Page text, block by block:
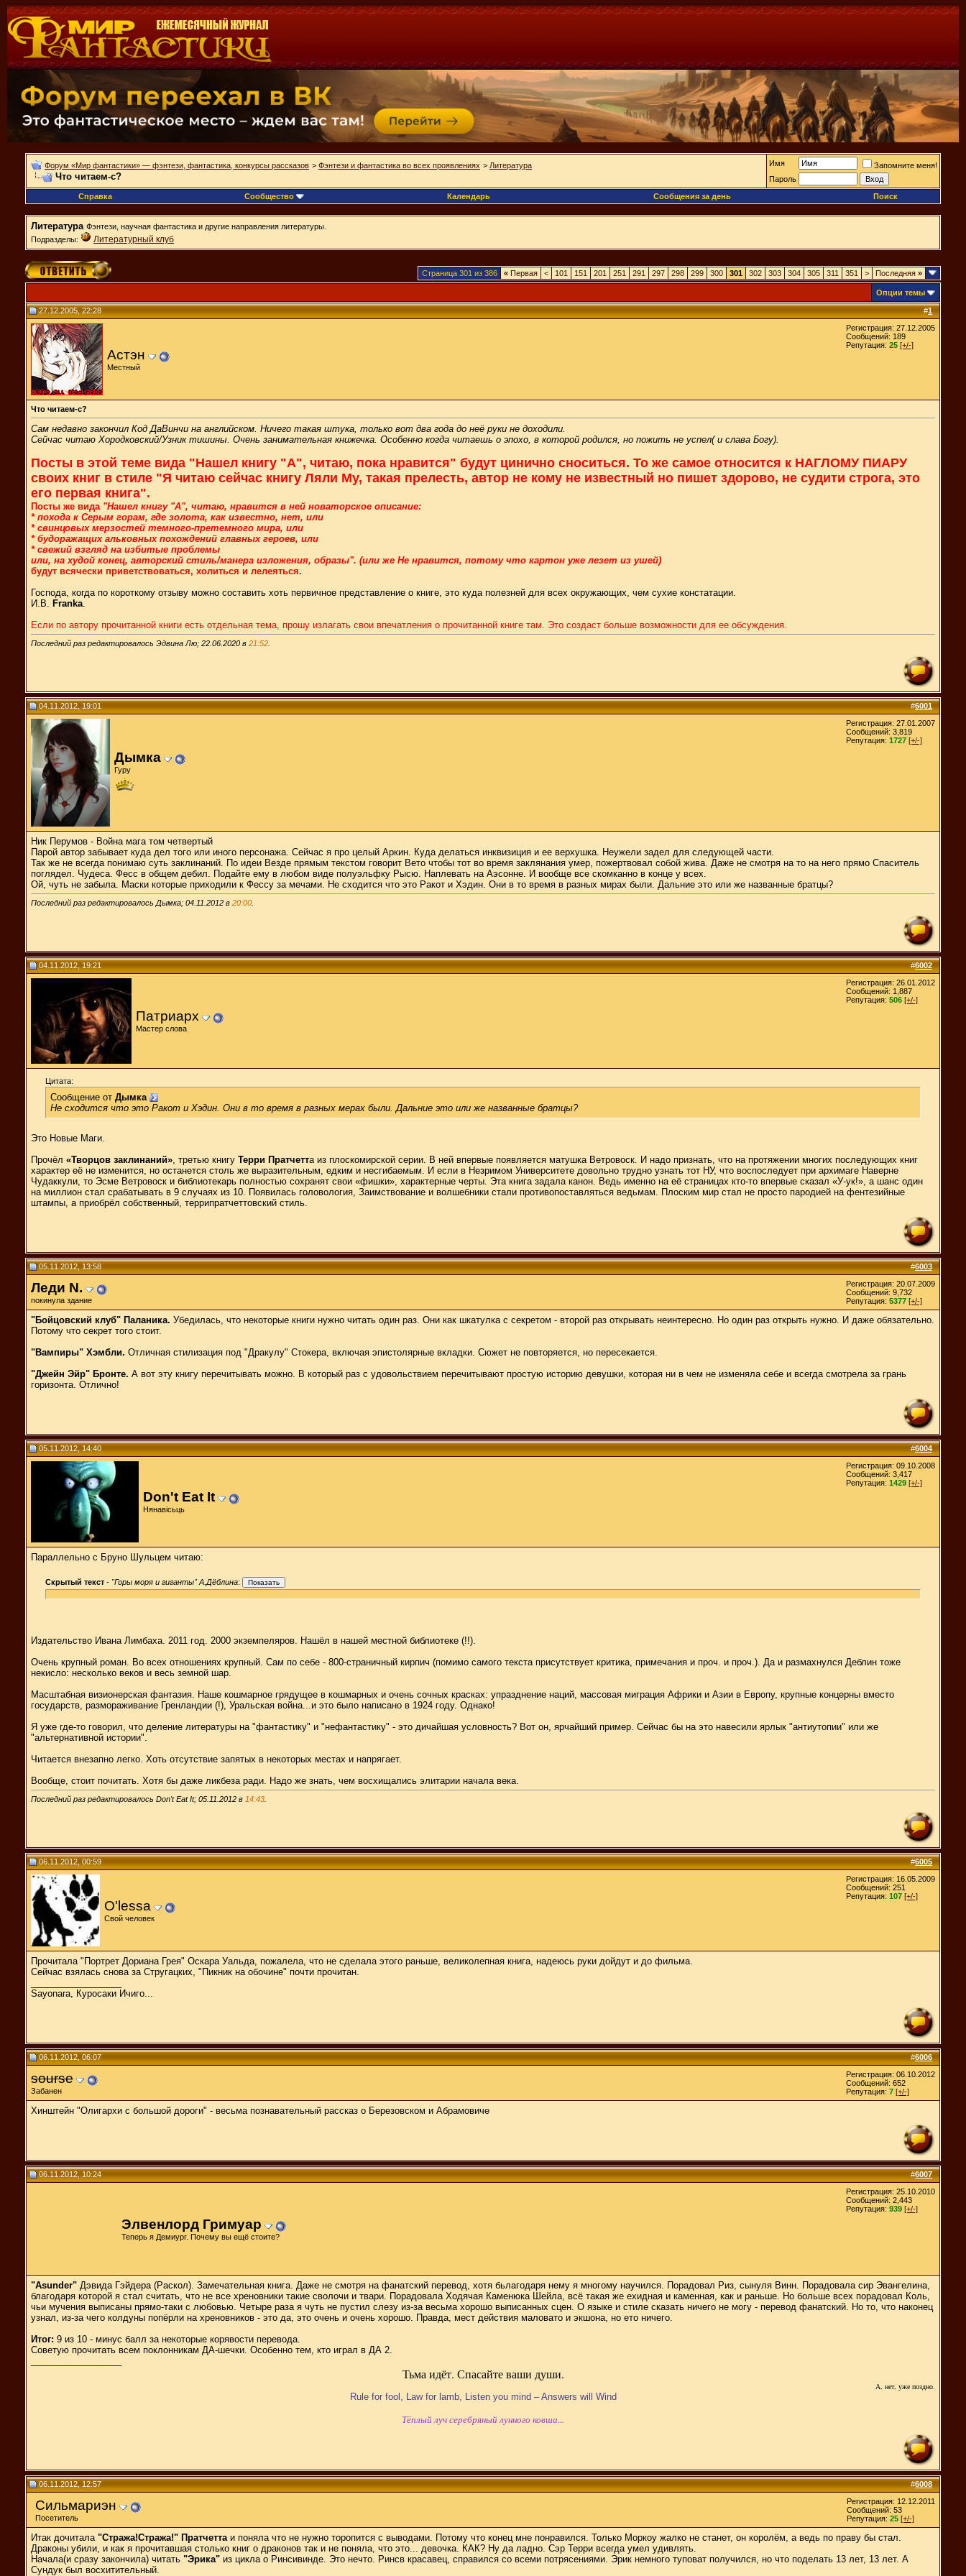
Форум «Мир фантастики» — фэнтези, фантастика, конкурсы рассказов > Фэнтези и фантастика во всех проявлениях > Литература
Что читаем-с?
Имя
Запомните меня!
Пароль
Справка
Сообщество Календарь Сообщения за день Поиск
Литература Фэнтези, научная фантастика и другие направления литературы.
Подразделы:
Литературный клуб
Страница 301 из 386 « Первая < 101 151 201 251 291 297 298 299 300 301 302 303 304 305 311 351 > Последняя »
Опции темы
#1
27.12.2005, 22:28
Астэн
Местный
Регистрация: 27.12.2005
Сообщений: 189
Репутация: 25 [+/-]
Что читаем-с?
Сам недавно закончил Код ДаВинчи на английском. Ничего такая штука, только вот два года до неё руки не доходили.
Сейчас читаю Хородковский/Узник тишины. Очень занимательная книжечка. Особенно когда читаешь о эпохо, в которой родился, но пожить не успел( и слава Богу).
Посты в этой теме вида "Нашел книгу "А", читаю, пока нравится" будут цинично сноситься. То же самое относится к НАГЛОМУ ПИАРУ
своих книг в стиле "Я читаю сейчас книгу Ляли Му, такая прелесть, автор не кому не известный но пишет здорово, не судити строга, это
его первая книга".
Посты же вида "Нашел книгу "А", читаю, нравится в ней новаторское описание:
* похода к Серым горам, где золота, как известно, нет, или
* свинцовых мерзостей темного-претемного мира, или
* будоражащих альковных похождений главных героев, или
* свежий взгляд на избитые проблемы
или, на худой конец, авторский стиль/манера изложения, образы". (или же Не нравится, потому что картон уже лезет из ушей)
будут всячески приветствоваться, холиться и лелеяться.
Господа, когда по короткому отзыву можно составить хоть первичное представление о книге, это куда полезней для всех окружающих, чем сухие констатации.
И.В.
Franka
Если по автору прочитанной книги есть отдельная тема, прошу излагать свои впечатления о прочитанной книге там. Это создаст больше возможности для ее обсуждения.
Последний раз редактировалось Эдвина Лю; 22.06.2020 в 21:52
#6001
04.11.2012, 19:01
Дымка
Гуру
Регистрация: 27.01.2007
Сообщений: 3,819
Репутация: 1727 [+/-]
Ник Перумов - Война мага том четвертый
Парой автор забывает куда дел того или иного персонажа. Сейчас я про целый Аркин. Куда делаться инквизиция и ее верхушка. Неужели задел для следующей части.
Так же не всегда понимаю суть заклинаний. По идеи Везде прямым текстом говорит Вето чтобы тот во время заклянания умер, пожертвовал собой жива. Даже не смотря на то на него прямо Спаситель
поглядел. Чудеса. Фесс в общем дебил. Подайте ему в любом виде полуэльфку Рысю. Наплевать на Аэсонне. И вообще все скомканно в конце у всех.
Ой, чуть не забыла. Маски которые приходили к Фессу за мечами. Не сходится что это Ракот и Хэдин. Они в то время в разных мирах были. Дальние это или же названные братцы?
Последний раз редактировалось Дымка; 04.11.2012 в 20:00
#6002
04.11.2012, 19:21
Патриарх
Мастер слова
Регистрация: 26.01.2012
Сообщений: 1,887
Репутация: 506 [+/-]
Цитата:
Сообщение от Дымка
Не сходится что это Ракот и Хэдин. Они в то время в разных мерах были. Дальние это или же названные братцы?
Это Новые Маги.
Прочёл «Творцов заклинаний» , третью книгу Терри Пратчетта из плоскомирской серии. В ней впервые появляется матушка Ветровоск. И надо признать, что на протяжении многих последующих книг
характер её не изменится, но останется столь же выразительным, едким и несгибаемым. И если в Незримом Университете довольно трудно узнать тот НУ, что воспоследует при архимаге Наверне
Чудаккули, то Эсме Ветровоск и библиотекарь полностью сохранят свои «фишки», характерные черты. Эта книга задала канон. Ведь именно на её страницах кто-то впервые сказал «У-ук!», а шанс один
на миллион стал срабатывать в 9 случаях из 10. Появилась головология, Заимствование и волшебники стали противопоставляться ведьмам. Плоским мир стал не просто пародией на фентезийные
штампы, а приобрёл собственный, террипратчеттовский стиль.
#6003
05.11.2012, 13:58
Леди N.
покинула здание
Регистрация: 20.07.2009
Сообщений: 9,732
Репутация: 5377 [+/-]
"Бойцовский клуб" Паланика. Убедилась, что некоторые книги нужно читать один раз. Они как шкатулка с секретом - второй раз открывать неинтересно. Но один раз открыть нужно. И даже обязательно.
Потому что секрет того стоит.
"Вампиры" Хэмбли. Отличная стилизация под "Дракулу" Стокера, включая эпистолярные вкладки. Сюжет не повторяется, но пересекается.
"Джейн Эйр" Бронте. А вот эту книгу перечитывать можно. В который раз с удовольствием перечитывают простую историю девушки, которая ни в чем не изменяла себе и всегда смотрела за грань
горизонта. Отлично!
#6004
05.11.2012, 14:40
Don't Eat It
Нянавісьць
Регистрация: 09.10.2008
Сообщений: 3,417
Репутация: 1429 [+/-]
Параллельно с Бруно Шульцем читаю:
Скрытый текст - "Горы моря и гиганты" А.Дёблина:
Издательство Ивана Лимбаха. 2011 год. 2000 экземпеляров. Нашёл в нашей местной библиотеке (!!).
Очень крупный роман. Во всех отношениях крупный. Сам по себе - 800-страничный кирпич (помимо самого текста присутствует критика, примечания и проч. и проч.). Да и размахнулся Деблин тоже
некисло: несколько веков и весь земной шар.
Масштабная визионерская фантазия. Наше кошмарное грядущее в кошмарных и очень сочных красках: упразднение наций, массовая миграция Африки и Азии в Европу, крупные концерны вместо
государств, размораживание Гренландии (!), Уральская война...и это было написано в 1924 году. Однако!
Я уже где-то говорил, что деление литературы на "фантастику" и "нефантастику" - это дичайшая условность? Вот он, ярчайший пример. Сейчас бы на это навесили ярлык "антиутопии" или же
"альтернативной истории".
Читается внезапно легко. Хоть отсутствие запятых в некоторых местах и напрягает.
Вообще, стоит почитать. Хотя бы даже ликбеза ради. Надо же знать, чем восхищались элитарии начала века.
Последний раз редактировалось Don't Eat It; 05.11.2012 в 14:43
#6005
06.11.2012, 00:59
O'lessa
Свой человек
Регистрация: 16.05.2009
Сообщений: 251
Репутация: 107 [+/-]
Прочитала "Портрет Дориана Грея" Оскара Уальда, пожалела, что не сделала этого раньше, великолепная книга, надеюсь руки дойдут и до фильма.
Сейчас взялась снова за Стругацких, "Пикник на обочине" почти прочитан.
Sayonara, Куросаки Ичиго...
#6006
06.11.2012, 06:07
sourse
Забанен
Регистрация: 06.10.2012
Сообщений: 652
Репутация: 7 [+/-]
Хинштейн "Олигархи с большой дороги" - весьма познавательный рассказ о Березовском и Абрамовиче
#6007
06.11.2012, 10:24
Элвенлорд Гримуар
Теперь я Демиург. Почему вы ещё стоите?
Регистрация: 25.10.2010
Сообщений: 2,443
Репутация: 939 [+/-]
"Asunder" Дэвида Гэйдера (Раскол). Замечательная книга. Даже не смотря на фанатский перевод, хотя бьлагодаря нему я многому научился. Порадовал Риз, сынуля Винн. Порадовала сир Эвангелина,
благодаря которой я стал считать, что не все хреновники такие сволочи и твари. Порадовала Ходячая Каменюка Шейла, всё такая же ехидная и каменная, как и раньше. Но больше всех порадовал Коль,
чьи мучения выписаны прямо-таки с любовью. Четыре раза я чуть не пустил слезу из-за весьма хорошо выписанных сцен. О языке и стиле сказать ничего не могу - перевод фанатский. Но то, что наконец
узнал, из-за чего колдуны попёрли на хреновников - это да, это очень и очень хорошо. Правда, мест действия маловато и экшона, но ето ничего.
Итог: 9 из 10 - минус балл за некоторые корявости перевода.
Советую прочитать всем поклонникам ДА-шечки. Особенно тем, кто играл в ДА 2.
Тьма идёт. Спасайте ваши души.
А, нет, уже поздно.
Rule for fool, Law for lamb, Listen you mind – Answers will Wind
Тёплый луч серебряный лунного ковша...
#6008
06.11.2012, 12:57
Сильмариэн
Посетитель
Регистрация: 12.12.2011
Сообщений: 53
Репутация: 25 [+/-]
Итак дочитала "Стража!Стража!" Пратчетта и поняла что не нужно торопится с выводами. Потому что конец мне понравился. Только Моркоу жалко не станет, он королём, а ведь по праву бы стал.
Драконы убили, и как я прочитавшая столько книг о драконов так и не поняла, что это... девочка. КАК? Ну да ладно. Сэр Терри всегда умел удивлять.
Начала(и сразу закончила) читать "Эрика" из цикла о Ринсивинде. Это нечто. Ринсв красавец, справился со всеми потрясениями. Эрик немного туповат получился, но что поделать 13 лет, 13 лет. А
Сундук был восхитительный.